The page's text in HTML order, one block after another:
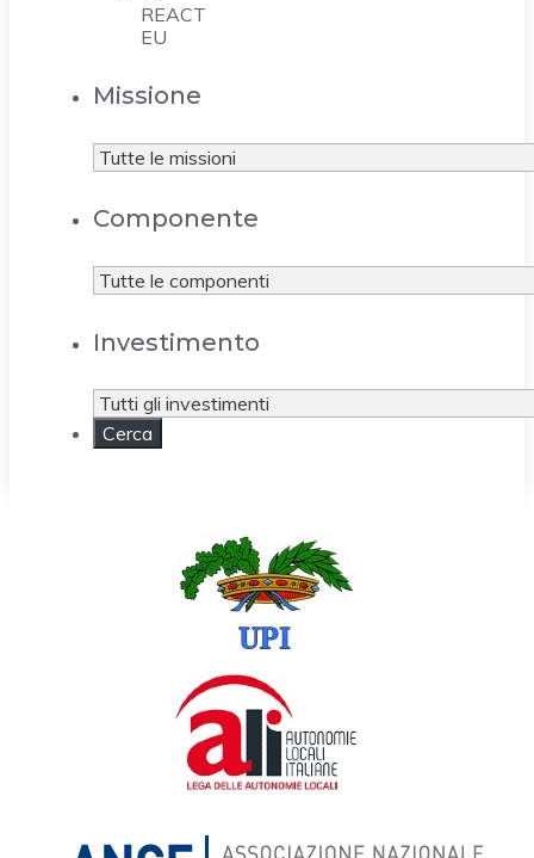
REACT
EU
Missione
Componente
Investimento